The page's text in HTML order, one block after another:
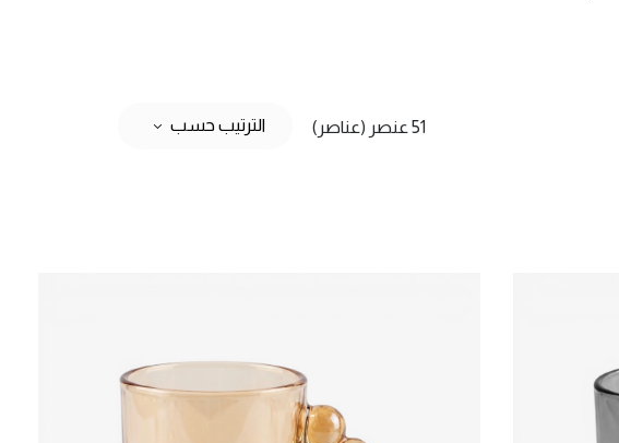
51 عنصر (عناصر) الترتيب حسب